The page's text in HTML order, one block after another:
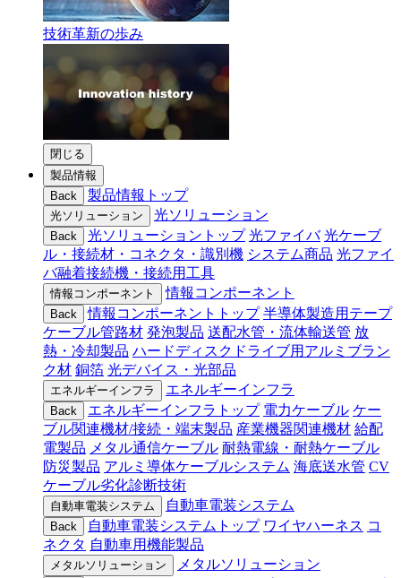
技術革新の歩み
閉じる
製品情報
Back
製品情報トップ
光ソリューション 光ソリューション
Back 光ソリューショントップ 光ファイバ 光ケーブ
ル・接続材・コネクタ・識別機 システム商品 光ファイ
バ融着接続機・接続用工具
情報コンポーネント 情報コンポーネント
Back 情報コンポーネントトップ 半導体製造用テープ
ケーブル管路材 発泡製品 送配水管・流体輸送管 放
熱・冷却製品 ハードディスクドライブ用アルミブラン
ク材 銅箔 光デバイス・光部品
エネルギーインフラ エネルギーインフラ
Back エネルギーインフラトップ 電力ケーブル ケー
ブル関連機材/接続・端末製品 産業機器関連機材 給配
電製品 メタル通信ケーブル 耐熱電線・耐熱ケーブル
防災製品 アルミ導体ケーブルシステム 海底送水管 CV
ケーブル劣化診断技術
自動車電装システム 自動車電装システム
Back 自動車電装システムトップ ワイヤハーネス コ
ネクタ 自動車用機能製品
メタルソリューション メタルソリューション